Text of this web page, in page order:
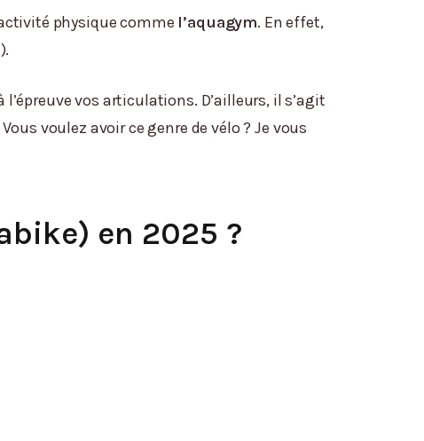
physique comme l’aquagym. En effet,
vos articulations. D’ailleurs, il s’agit
voulez avoir ce genre de vélo ? Je vous
en 2025 ?